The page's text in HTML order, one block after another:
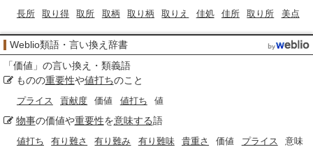
長所 取り得 取所 取柄 取り柄 取りえ 佳処 佳所 取り所 美点
Weblio類語・言い換え辞書
「価値 」の言い換え・類義語
ものの重要性や値打ちのこと
プライス 貢献度 価値 値打ち 値
物事の価値や重要性を意味する語
値打ち 有り難さ 有り難み 有り難味 貴重さ 価値 プライス
意味